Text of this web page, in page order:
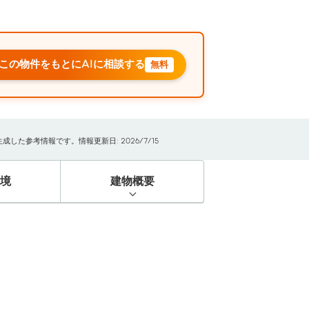
の物件をもとにAIに相談する 無料
した参考情報です。情報更新日: 2026/7/15
建物概要